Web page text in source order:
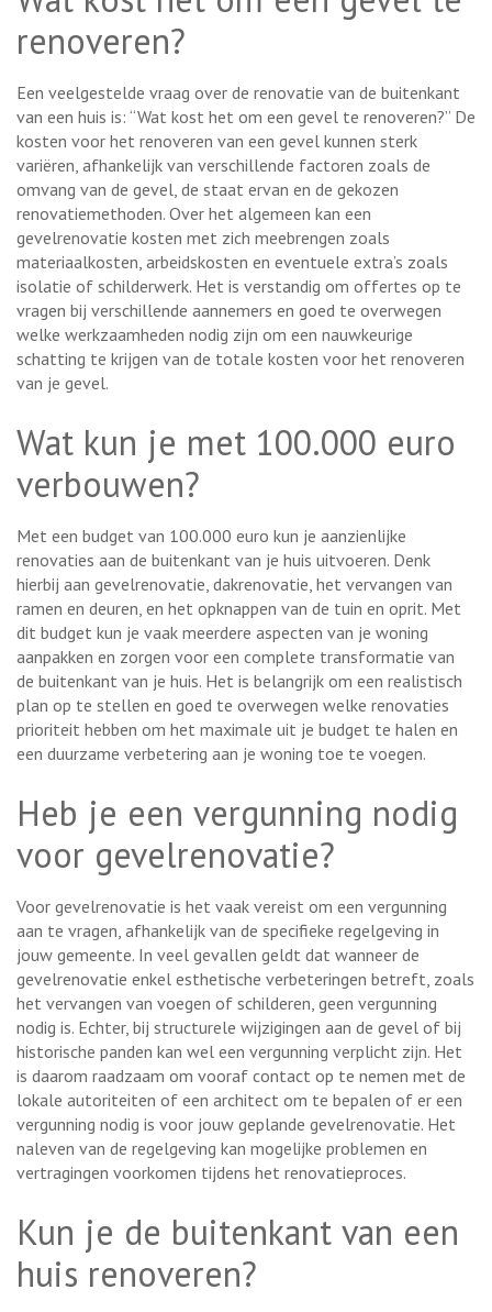
renoveren?
Een veelgestelde vraag over de renovatie van de buitenkant
van een huis is: “Wat kost het om een gevel te renoveren?” De
kosten voor het renoveren van een gevel kunnen sterk
variëren, afhankelijk van verschillende factoren zoals de
omvang van de gevel, de staat ervan en de gekozen
renovatiemethoden. Over het algemeen kan een
gevelrenovatie kosten met zich meebrengen zoals
materiaalkosten, arbeidskosten en eventuele extra’s zoals
isolatie of schilderwerk. Het is verstandig om offertes op te
vragen bij verschillende aannemers en goed te overwegen
welke werkzaamheden nodig zijn om een nauwkeurige
schatting te krijgen van de totale kosten voor het renoveren
van je gevel.
Wat kun je met 100.000 euro
verbouwen?
Met een budget van 100.000 euro kun je aanzienlijke
renovaties aan de buitenkant van je huis uitvoeren. Denk
hierbij aan gevelrenovatie, dakrenovatie, het vervangen van
ramen en deuren, en het opknappen van de tuin en oprit. Met
dit budget kun je vaak meerdere aspecten van je woning
aanpakken en zorgen voor een complete transformatie van
de buitenkant van je huis. Het is belangrijk om een realistisch
plan op te stellen en goed te overwegen welke renovaties
prioriteit hebben om het maximale uit je budget te halen en
een duurzame verbetering aan je woning toe te voegen.
Heb je een vergunning nodig
voor gevelrenovatie?
Voor gevelrenovatie is het vaak vereist om een vergunning
aan te vragen, afhankelijk van de specifieke regelgeving in
jouw gemeente. In veel gevallen geldt dat wanneer de
gevelrenovatie enkel esthetische verbeteringen betreft, zoals
het vervangen van voegen of schilderen, geen vergunning
nodig is. Echter, bij structurele wijzigingen aan de gevel of bij
historische panden kan wel een vergunning verplicht zijn. Het
is daarom raadzaam om vooraf contact op te nemen met de
lokale autoriteiten of een architect om te bepalen of er een
vergunning nodig is voor jouw geplande gevelrenovatie. Het
naleven van de regelgeving kan mogelijke problemen en
vertragingen voorkomen tijdens het renovatieproces.
Kun je de buitenkant van een
huis renoveren?